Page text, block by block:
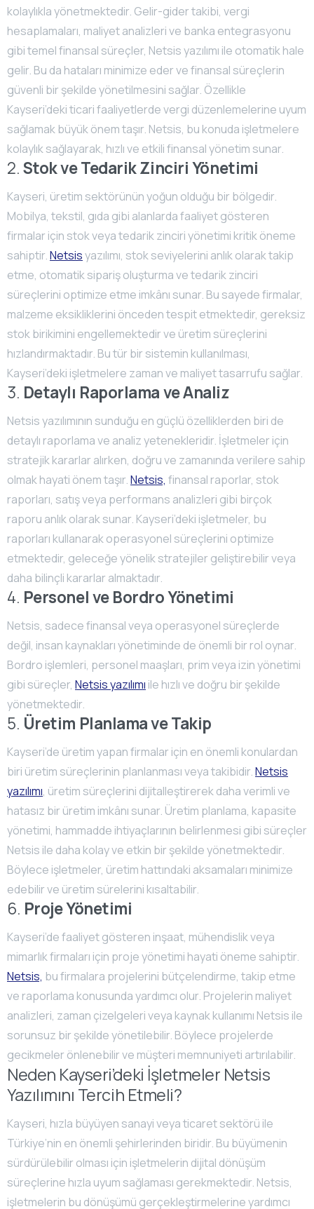
kolaylıkla yönetmektedir. Gelir-gider takibi, vergi
hesaplamaları, maliyet analizleri ve banka entegrasyonu
gibi temel finansal süreçler, Netsis yazılımı ile otomatik hale
gelir. Bu da hataları minimize eder ve finansal süreçlerin
güvenli bir şekilde yönetilmesini sağlar. Özellikle
Kayseri’deki ticari faaliyetlerde vergi düzenlemelerine uyum
sağlamak büyük önem taşır. Netsis, bu konuda işletmelere
kolaylık sağlayarak, hızlı ve etkili finansal yönetim sunar.
2.Stok ve Tedarik Zinciri Yönetimi
Kayseri, üretim sektörünün yoğun olduğu bir bölgedir.
Mobilya, tekstil, gıda gibi alanlarda faaliyet gösteren
firmalar için stok veya tedarik zinciri yönetimi kritik öneme
sahiptir.Netsisyazılımı, stok seviyelerini anlık olarak takip
etme, otomatik sipariş oluşturma ve tedarik zinciri
süreçlerini optimize etme imkânı sunar. Bu sayede firmalar,
malzeme eksikliklerini önceden tespit etmektedir, gereksiz
stok birikimini engellemektedir ve üretim süreçlerini
hızlandırmaktadır. Bu tür bir sistemin kullanılması,
Kayseri’deki işletmelere zaman ve maliyet tasarrufu sağlar.
3. Detaylı Raporlama ve Analiz
Netsis yazılımının sunduğu en güçlü özelliklerden biri de
detaylı raporlama ve analiz yetenekleridir. İşletmeler için
stratejik kararlar alırken, doğru ve zamanında verilere sahip
olmak hayati önem taşır.Netsis, finansal raporlar, stok
raporları, satış veya performans analizleri gibi birçok
raporu anlık olarak sunar. Kayseri’deki işletmeler, bu
raporları kullanarak operasyonel süreçlerini optimize
etmektedir, geleceğe yönelik stratejiler geliştirebilir veya
daha bilinçli kararlar almaktadır.
4. Personel ve Bordro Yönetimi
Netsis, sadece finansal veya operasyonel süreçlerde
değil, insan kaynakları yönetiminde de önemli bir rol oynar.
Bordro işlemleri, personel maaşları, prim veya izin yönetimi
gibi süreçler, Netsis yazılımı ile hızlı ve doğru bir şekilde
yönetmektedir.
5. Üretim Planlama ve Takip
Kayseri’de üretim yapan firmalar için en önemli konulardan
biri üretim süreçlerinin planlanması veya takibidir.Netsis
yazılımı, üretim süreçlerini dijitalleştirerek daha verimli ve
hatasız bir üretim imkânı sunar. Üretim planlama, kapasite
yönetimi, hammadde ihtiyaçlarının belirlenmesi gibi süreçler
Netsis ile daha kolay ve etkin bir şekilde yönetmektedir.
Böylece işletmeler, üretim hattındaki aksamaları minimize
edebilir ve üretim sürelerini kısaltabilir.
6. Proje Yönetimi
Kayseri’de faaliyet gösteren inşaat, mühendislik veya
mimarlık firmaları için proje yönetimi hayati öneme sahiptir.
Netsis, bu firmalara projelerini bütçelendirme, takip etme
ve raporlama konusunda yardımcı olur. Projelerin maliyet
analizleri, zaman çizelgeleri veya kaynak kullanımı Netsis ile
sorunsuz bir şekilde yönetilebilir. Böylece projelerde
gecikmeler önlenebilir ve müşteri memnuniyeti artırılabilir.
Neden Kayseri’deki İşletmeler Netsis
Yazılımını Tercih Etmeli?
Kayseri, hızla büyüyen sanayi veya ticaret sektörü ile
Türkiye’nin en önemli şehirlerinden biridir. Bu büyümenin
sürdürülebilir olması için işletmelerin dijital dönüşüm
süreçlerine hızla uyum sağlaması gerekmektedir. Netsis,
işletmelerin bu dönüşümü gerçekleştirmelerine yardımcı